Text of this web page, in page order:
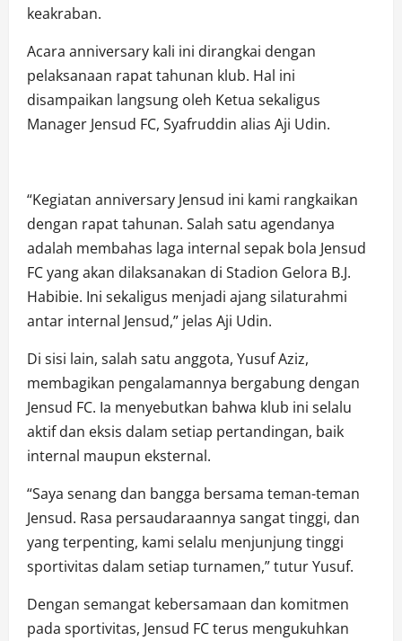
keakraban.
Acara anniversary kali ini dirangkai dengan
pelaksanaan rapat tahunan klub. Hal ini
disampaikan langsung oleh Ketua sekaligus
Manager Jensud FC, Syafruddin alias Aji Udin.
“Kegiatan anniversary Jensud ini kami rangkaikan
dengan rapat tahunan. Salah satu agendanya
adalah membahas laga internal sepak bola Jensud
FC yang akan dilaksanakan di Stadion Gelora B.J.
Habibie. Ini sekaligus menjadi ajang silaturahmi
antar internal Jensud,” jelas Aji Udin.
Di sisi lain, salah satu anggota, Yusuf Aziz,
membagikan pengalamannya bergabung dengan
Jensud FC. Ia menyebutkan bahwa klub ini selalu
aktif dan eksis dalam setiap pertandingan, baik
internal maupun eksternal.
“Saya senang dan bangga bersama teman-teman
Jensud. Rasa persaudaraannya sangat tinggi, dan
yang terpenting, kami selalu menjunjung tinggi
sportivitas dalam setiap turnamen,” tutur Yusuf.
Dengan semangat kebersamaan dan komitmen
pada sportivitas, Jensud FC terus mengukuhkan